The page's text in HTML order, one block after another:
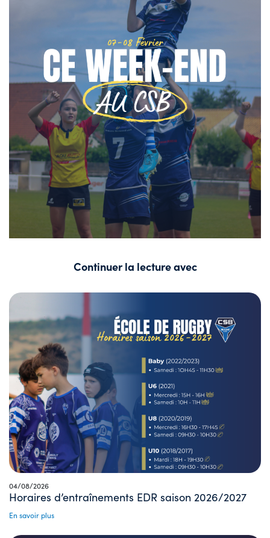
Continuer la lecture avec
04/08/2026
Horaires d’entraînements EDR saison 2026/2027
En savoir plus